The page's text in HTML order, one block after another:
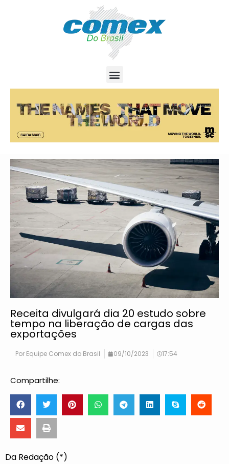
Receita divulgará dia 20 estudo sobre
tempo na liberação de cargas das
exportações
Por Equipe Comex do Brasil 09/10/2023 17:54
Compartilhe:
Da Redação (*)